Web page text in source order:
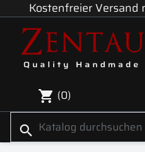
Kostenfreier Versand
shopping_cart (0)
search